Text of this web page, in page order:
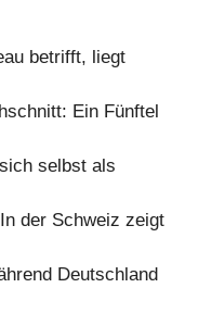
betrifft, liegt
Ein Fünftel
selbst als
der Schweiz zeigt
Deutschland